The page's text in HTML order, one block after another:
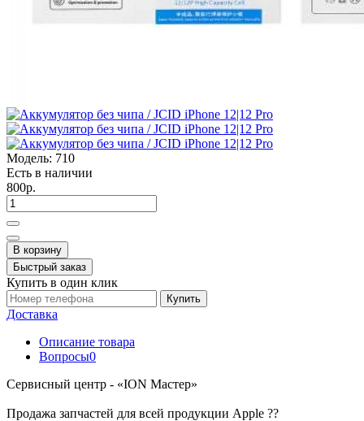
Модель: 710
Есть в наличии
800р.
В корзину
Быстрый заказ
Купить в один клик
Купить
Доставка
Описание товара
Вопросы0
Сервисный центр - «ION Мастер»
Продажа запчастей для всей продукции Apple ??